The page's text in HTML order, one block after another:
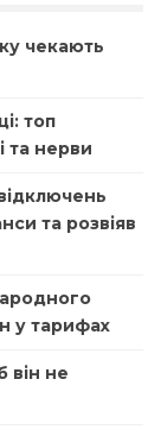
чекають
топ
та нерви
та розвіяв
у тарифах
не